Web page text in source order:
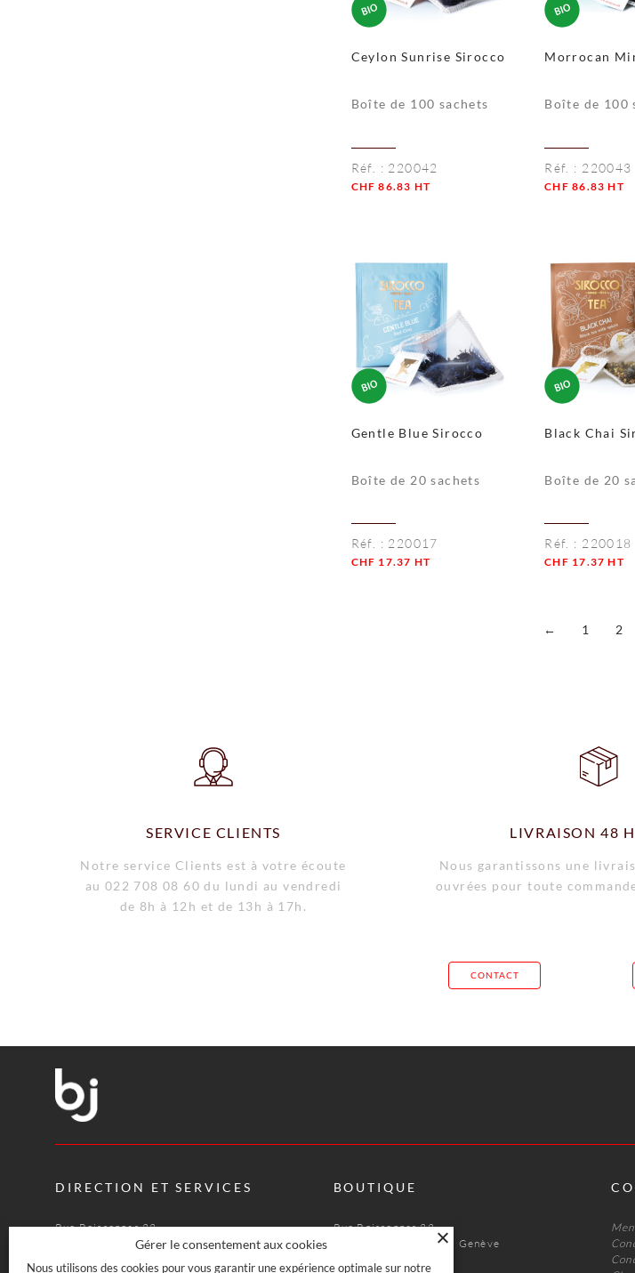
Ceylon Sunrise Sirocco
Boîte de 100 sachets
Réf. : 220042
CHF 86.83 HT
Morrocan
Boîte de 100
Réf. : 220043
CHF 86.83 HT
Gentle Blue Sirocco
Boîte de 20 sachets
Réf. : 220017
CHF 17.37 HT
Black Chai
Boîte de 20
Réf. : 220018
CHF 17.37 HT
← 1 2
SERVICE CLIENTS
Notre service Clients est à votre écoute
au 022 708 08 60 du lundi au vendredi
de 8h à 12h et de 13h à 17h.
LIVRAISON 48
Nous garantissons une
ouvrées pour toute
CONTACT
DIRECTION ET SERVICES
Rue Boissonnas 22
CH-1227 Les Acacias · Genève
BOUTIQUE
Rue Boissonnas 22
CH-1227 Les Acacias · Genève
Gérer le consentement aux cookies
Nous utilisons des cookies pour vous garantir une expérience optimale sur notre